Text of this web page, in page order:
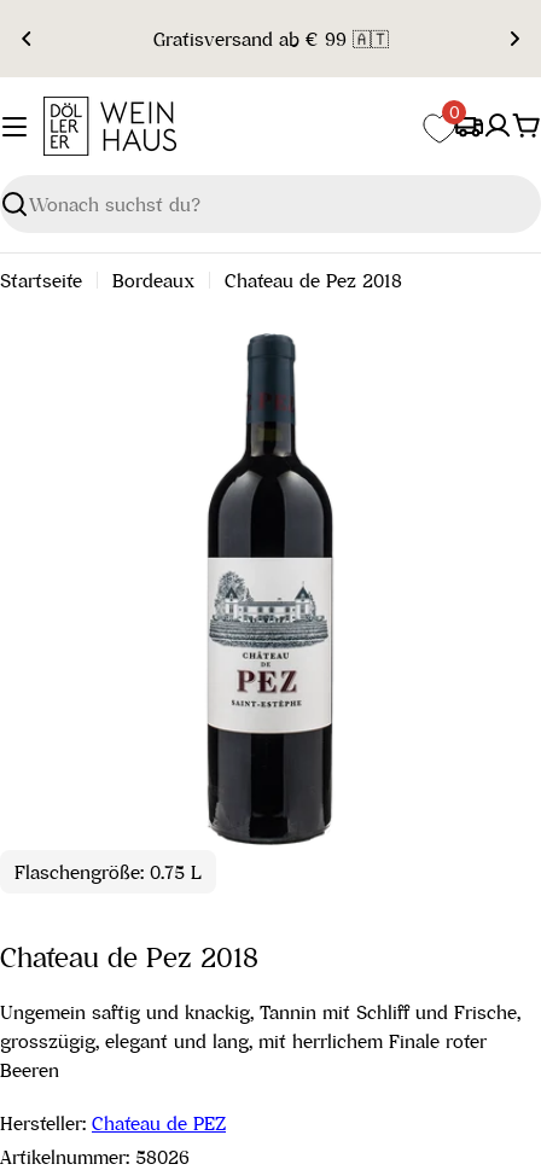
Inhalt
springen
Gratisversand ab € 99 🇦🇹
Suchen
0
Startseite Bordeaux Chateau de Pez 2018
Flaschengröße: 0.75 L
Chateau de Pez 2018
Ungemein saftig und knackig, Tannin mit Schliff und Frische,
grosszügig, elegant und lang, mit herrlichem Finale roter
Beeren
Hersteller: Chateau de PEZ
Artikelnummer: 58026